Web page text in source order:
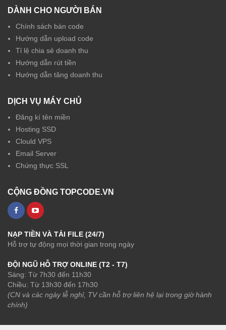
DÀNH CHO NGƯỜI BÁN
Chính sách bán code
Hướng dẫn upload code
Tỉ lệ chia sẻ doanh thu
Hướng dẫn rút tiền
Hướng dẫn tăng doanh thu
DỊCH VỤ MÁY CHỦ
Đăng kí tên miền
Hosting SSD
Clould VPS
Email Server
Chứng thực SSL
CỘNG ĐỒNG TOPCODE.VN
NẠP TIỀN VÀ TẢI FILE (24/7)
Hỗ trợ tự động mọi thời gian trong ngày
ĐỘI NGŨ HỖ TRỢ ONLINE (T2 - T7)
Sáng: Từ 7h30 đến 11h30
Chiều: Từ 13h30 đến 17h30
(CN và các ngày lễ nghỉ, TV cần hỗ trợ liên hệ lại trong giờ hành
chính)